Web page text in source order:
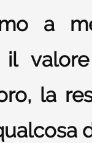
a
il
la